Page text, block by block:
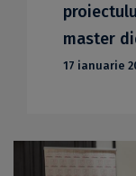
master
17 ianuarie